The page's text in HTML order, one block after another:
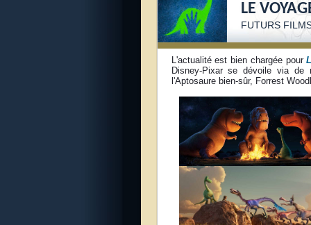
LE
FUTURS
L'actualité est bien chargée pour
Disney-Pixar se dévoile via
l'Aptosaure bien-sûr, Forrest